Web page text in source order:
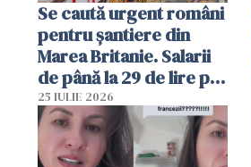
Se caută urgent români
pentru șantiere din
Marea Britanie. Salarii
de până la 29 de lire pe
oră
25 IULIE 2026